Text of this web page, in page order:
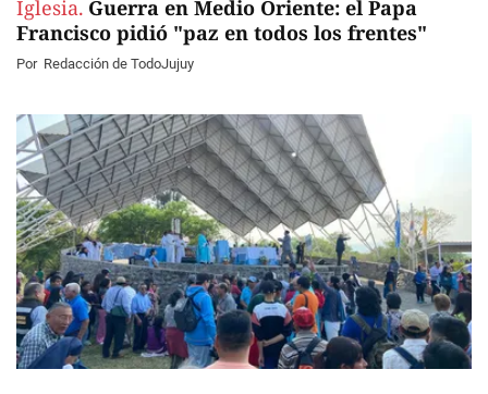
Iglesia. Guerra en Medio Oriente: el Papa
Francisco pidió "paz en todos los frentes"
Por Redacción de TodoJujuy